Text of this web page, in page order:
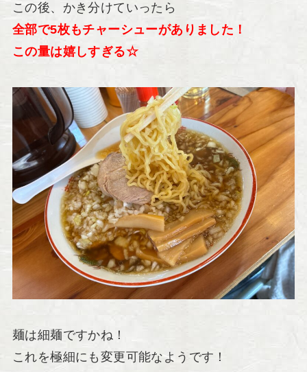
この後、かき分けていったら
全部で5枚もチャーシューがありました！
この量は嬉しすぎる☆
麺は細麺ですかね！
これを極細にも変更可能なようです！